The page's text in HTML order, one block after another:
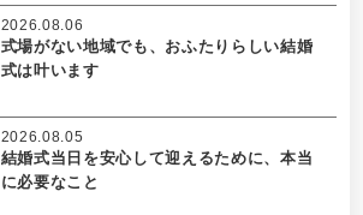
式場がない地域でも、おふたりらしい結婚
式は叶います
2026.08.06
結婚式当日を安心して迎えるために、本当
に必要なこと
2026.08.05